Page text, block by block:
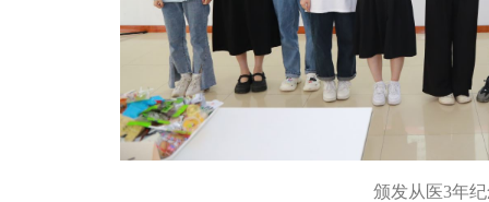
颁发从医3年